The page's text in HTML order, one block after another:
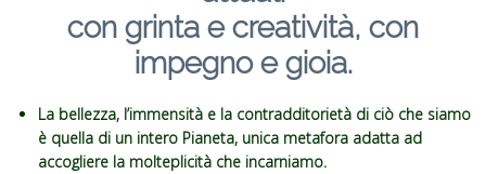
con grinta e creatività, con
impegno e gioia.
La bellezza, l’immensità e la contradditorietà di ciò che siamo
è quella di un intero Pianeta, unica metafora adatta ad
accogliere la molteplicità che incarniamo.